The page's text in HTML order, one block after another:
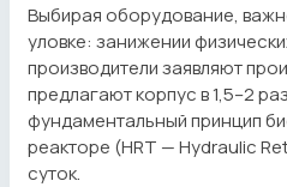
Выбирая оборудование,
уловке: занижении
производители заявляют
предлагают корпус в 1,5–2
фундаментальный принцип
реакторе (HRT — Hydraulic
суток.